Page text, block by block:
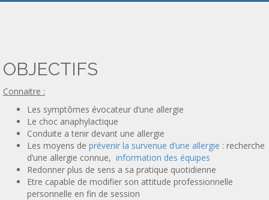
OBJECTIFS
Connaitre :
Les symptômes évocateur d’une allergie
Le choc anaphylactique
Conduite a tenir devant une allergie
Les moyens de prévenir la survenue d’une allergie : recherche
d’une allergie connue, information des équipes
Redonner plus de sens a sa pratique quotidienne
Etre capable de modifier son attitude professionnelle
personnelle en fin de session